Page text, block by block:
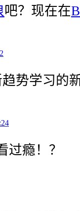
吧？现在在
势学习的
过瘾！？